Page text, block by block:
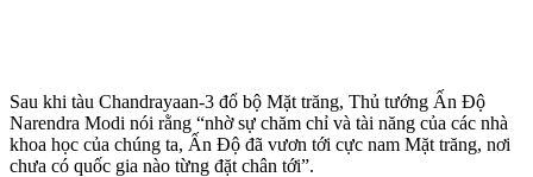
Sau khi tàu Chandrayaan-3 đổ bộ Mặt trăng, Thủ tướng Ấn Độ
Narendra Modi nói rằng “nhờ sự chăm chỉ và tài năng của các nhà
khoa học của chúng ta, Ấn Độ đã vươn tới cực nam Mặt trăng, nơi
chưa có quốc gia nào từng đặt chân tới”.